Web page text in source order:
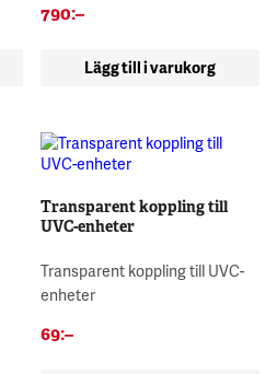
790:–
Lägg till i varukorg
Transparent koppling till
UVC-enheter
Transparent koppling till UVC-
enheter
69:–